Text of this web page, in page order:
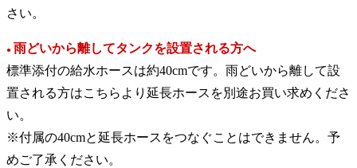
さい。
● 雨どいから離してタンクを設置される方へ
標準添付の給水ホースは約40cmです。雨どいから離して設
置される方はこちらより延長ホースを別途お買い求めくださ
い。
※付属の40cmと延長ホースをつなぐことはできません。予
めご了承ください。